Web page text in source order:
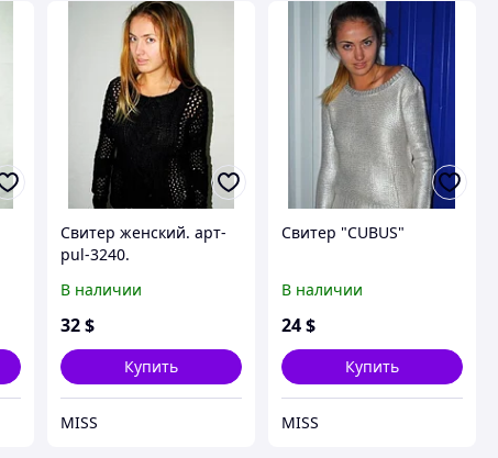
Свитер женский. арт-
pul-3240.
В наличии
32 $
Купить
MISS
Свитер "CUBUS"
В наличии
24$
Купить
MISS